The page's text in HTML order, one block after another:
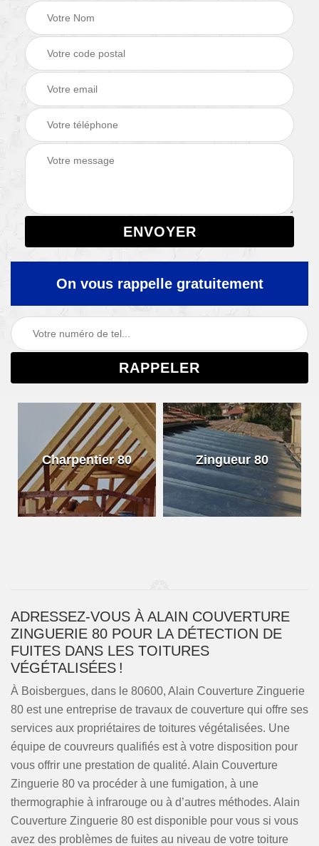
On vous rappelle gratuitement
Charpentier 80 Zingueur 80
ADRESSEZ-VOUS À ALAIN COUVERTURE
ZINGUERIE 80 POUR LA DÉTECTION DE
FUITES DANS LES TOITURES
VÉGÉTALISÉES !
À Boisbergues, dans le 80600, Alain Couverture Zinguerie
80 est une entreprise de travaux de couverture qui offre ses
services aux propriétaires de toitures végétalisées. Une
équipe de couvreurs qualifiés est à votre disposition pour
vous offrir une prestation de qualité. Alain Couverture
Zinguerie 80 va procéder à une fumigation, à une
thermographie à infrarouge ou à d’autres méthodes. Alain
Couverture Zinguerie 80 est disponible pour vous si vous
avez des problèmes de fuites au niveau de votre toiture